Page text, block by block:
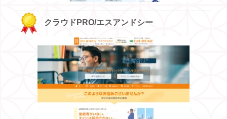
クラウドPRO/エスアンドシー